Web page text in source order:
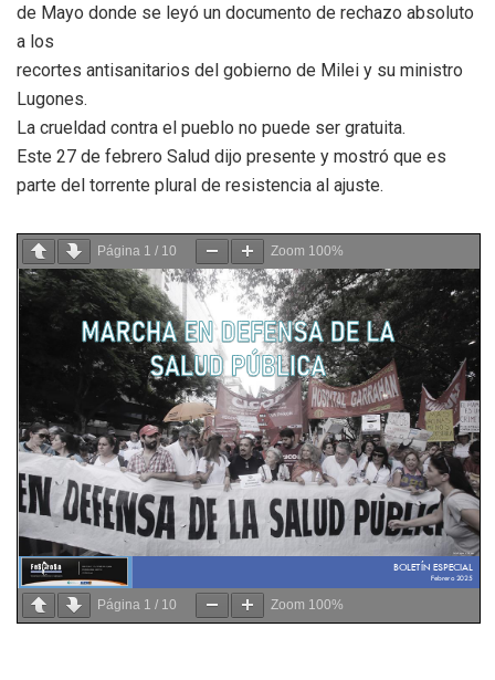
de Mayo donde se leyó un documento de rechazo absoluto
a los
recortes antisanitarios del gobierno de Milei y su ministro
Lugones.
La crueldad contra el pueblo no puede ser gratuita.
Este 27 de febrero Salud dijo presente y mostró que es
parte del torrente plural de resistencia al ajuste.
Página 1 / 10 Zoom 100%
Página 1 / 10 Zoom 100%